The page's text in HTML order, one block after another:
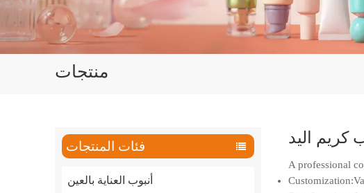
منتجات
فئات المنتجات
أنبوب العناية بالعين
كريم اليد
A professional